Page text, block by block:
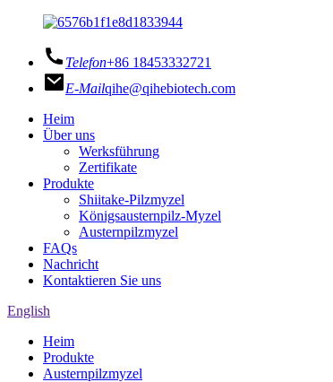
Telefon+86 18453332721
E-Mailqihe@qihebiotech.com
Heim
Über uns
Werksführung
Zertifikate
Produkte
Shiitake-Pilzmyzel
Königsausternpilz-Myzel
Austernpilzmyzel
FAQs
Nachricht
Kontaktieren Sie uns
English
Heim
Produkte
Austernpilzmyzel